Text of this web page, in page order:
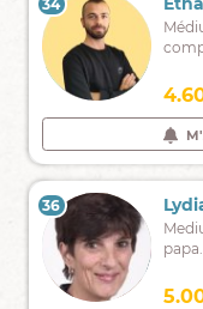
de
vous-
33
Je
peux
aider
à
les
voies
vous
sans
M'ALERTER DE
34
Médium
35 595
Ma
de
36
papa.